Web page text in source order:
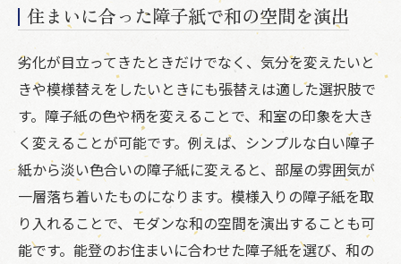
住まいに合った障子紙で和の空間を演出
劣化が目立ってきたときだけでなく、気分を変えたいと
きや模様替えをしたいときにも張替えは適した選択肢で
す。障子紙の色や柄を変えることで、和室の印象を大き
く変えることが可能です。例えば、シンプルな白い障子
紙から淡い色合いの障子紙に変えると、部屋の雰囲気が
一層落ち着いたものになります。模様入りの障子紙を取
り入れることで、モダンな和の空間を演出することも可
能です。能登のお住まいに合わせた障子紙を選び、和の